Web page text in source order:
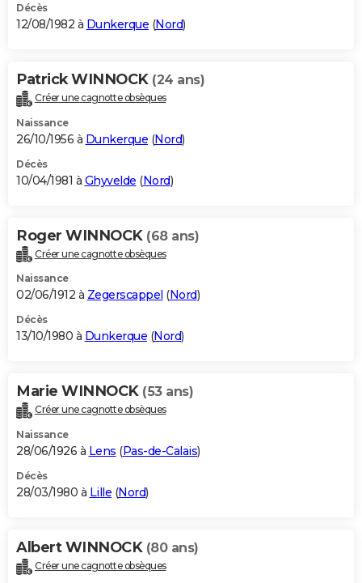
Décès
12/08/1982 à Dunkerque (Nord)
Patrick WINNOCK (24 ans)
Créer une cagnotte obsèques
Naissance
26/10/1956 à Dunkerque (Nord)
Décès
10/04/1981 à Ghyvelde (Nord)
Roger WINNOCK (68 ans)
Créer une cagnotte obsèques
Naissance
02/06/1912 à Zegerscappel (Nord)
Décès
13/10/1980 à Dunkerque (Nord)
Marie WINNOCK (53 ans)
Créer une cagnotte obsèques
Naissance
28/06/1926 à Lens (Pas-de-Calais)
Décès
28/03/1980 à Lille (Nord)
Albert WINNOCK (80 ans)
Créer une cagnotte obsèques